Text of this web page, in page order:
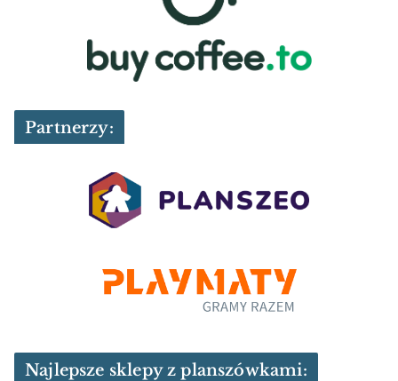
Partnerzy:
Najlepsze sklepy z planszówkami: